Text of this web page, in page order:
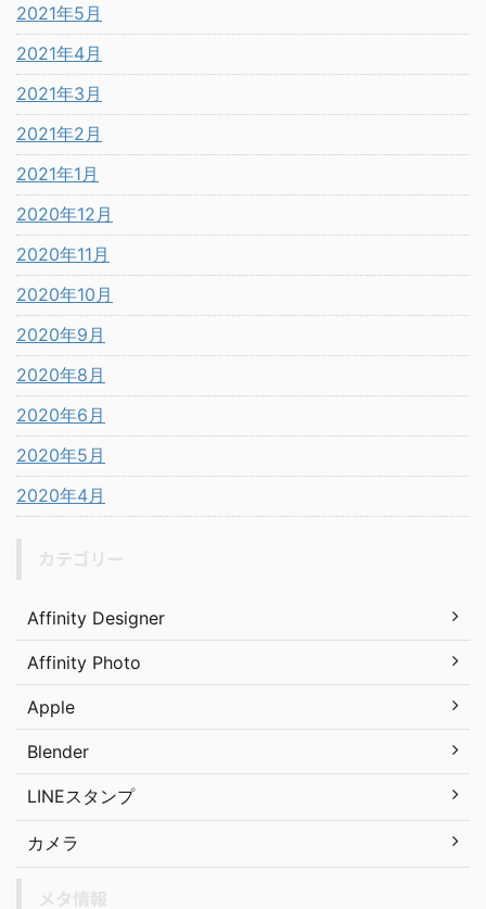
2021年5月
2021年4月
2021年3月
2021年2月
2021年1月
2020年12月
2020年11月
2020年10月
2020年9月
2020年8月
2020年6月
2020年5月
2020年4月
Affinity Designer
Affinity Photo
Apple
Blender
LINEスタンプ
カメラ